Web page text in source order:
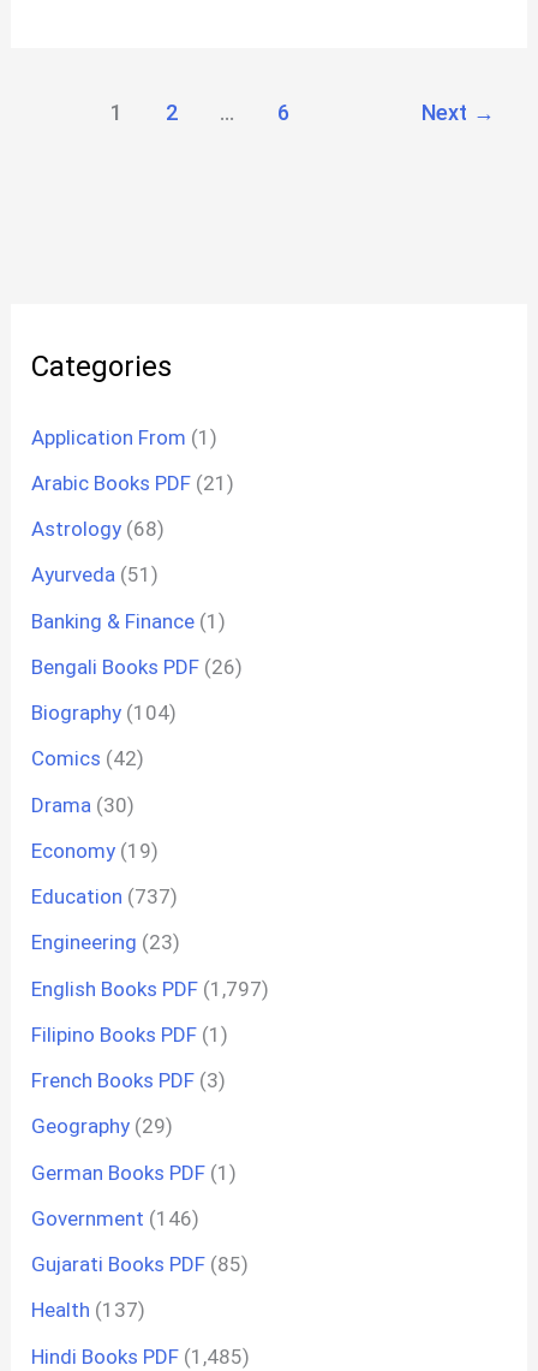
1 2 … 6 Next →
Categories
Application From (1)
Arabic Books PDF (21)
Astrology (68)
Ayurveda (51)
Banking & Finance (1)
Bengali Books PDF (26)
Biography (104)
Comics (42)
Drama (30)
Economy (19)
Education (737)
Engineering (23)
English Books PDF (1,797)
Filipino Books PDF (1)
French Books PDF (3)
Geography (29)
German Books PDF (1)
Government (146)
Gujarati Books PDF (85)
Health (137)
Hindi Books PDF (1,485)